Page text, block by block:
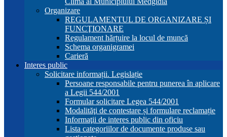
Organizare
REGULAMENTUL DE ORGANIZARE ȘI
FUNCŢIONARE
Regulament hărțuire la locul de muncă
Schema organigramei
Carieră
Interes public
Solicitare informații. Legislație
Persoane responsabile pentru punerea în aplicare
a Legii 544/2001
Formular solicitare Legea 544/2001
Modalităţi de contestare și formulare reclamație
Informaţii de interes public din oficiu
Lista categoriilor de documente produse sau